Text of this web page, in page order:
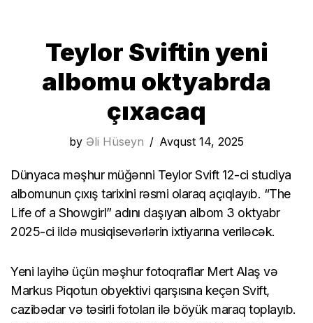
Teylor Sviftin yeni
albomu oktyabrda
çıxacaq
by Əli Hüseyn Avqust 14, 2025
Dünyaca məşhur müğənni Teylor Svift 12-ci studiya
albomunun çıxış tarixini rəsmi olaraq açıqlayıb. “The
Life of a Showgirl” adını daşıyan albom 3 oktyabr
2025-ci ildə musiqisevərlərin ixtiyarına veriləcək.
Yeni layihə üçün məşhur fotoqraflar Mert Alaş və
Markus Piqotun obyektivi qarşısına keçən Svift,
cazibədar və təsirli fotoları ilə böyük maraq toplayıb.